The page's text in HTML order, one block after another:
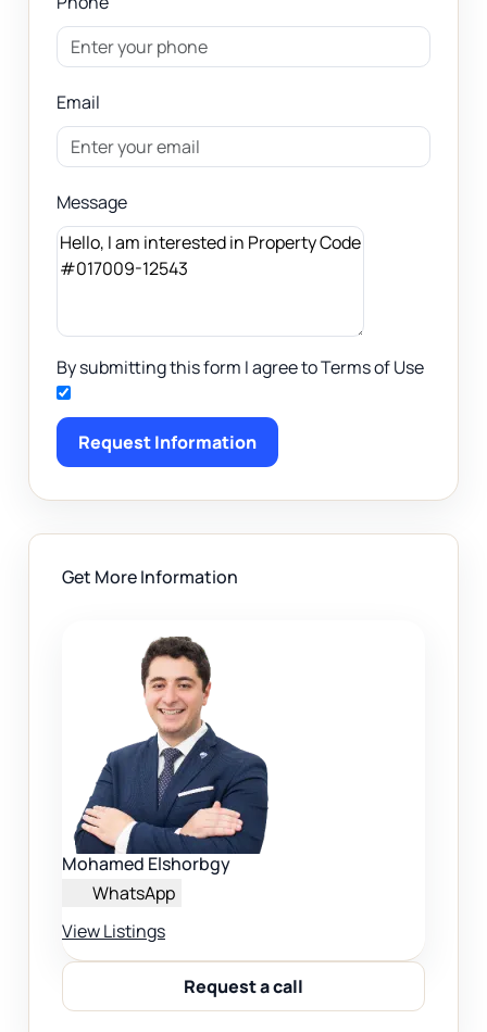
Email
Message
By submitting this form I agree to Terms of Use
Request Information
Get More Information
Mohamed Elshorbgy
WhatsApp
View Listings
Request a call